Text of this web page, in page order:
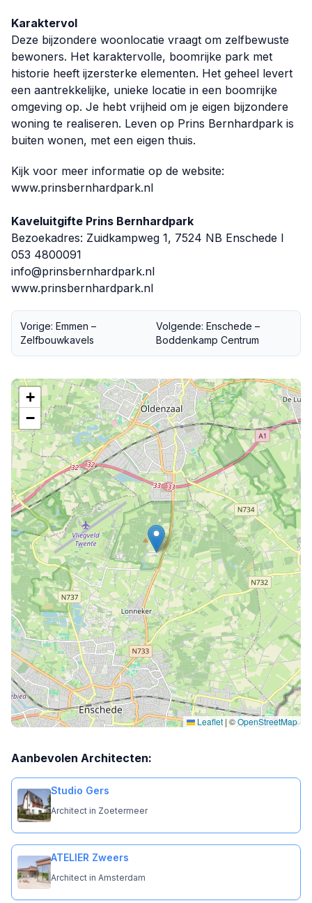
Karaktervol
Deze bijzondere woonlocatie vraagt om zelfbewuste
bewoners. Het karaktervolle, boomrijke park met
historie heeft ijzersterke elementen. Het geheel levert
een aantrekkelijke, unieke locatie in een boomrijke
omgeving op. Je hebt vrijheid om je eigen bijzondere
woning te realiseren. Leven op Prins Bernhardpark is
buiten wonen, met een eigen thuis.
Kijk voor meer informatie op de website:
www.prinsbernhardpark.nl
Kaveluitgifte Prins Bernhardpark
Bezoekadres: Zuidkampweg 1, 7524 NB Enschede I
053 4800091
info@prinsbernhardpark.nl
www.prinsbernhardpark.nl
Vorige: Emmen –
Zelfbouwkavels
Volgende: Enschede –
Boddenkamp Centrum
+
−
Leaflet | ©OpenStreetMap
Aanbevolen Architecten:
Studio Gers
Architect in Zoetermeer
ATELIER Zweers
Architect in Amsterdam